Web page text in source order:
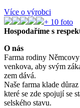
Více o výrobci
+ 10 foto
Hospodaříme s
O nás
Farma rodiny
venkova, aby svým
zem dává.
Naše farma klade
které se zde spojují se
selského stavu.